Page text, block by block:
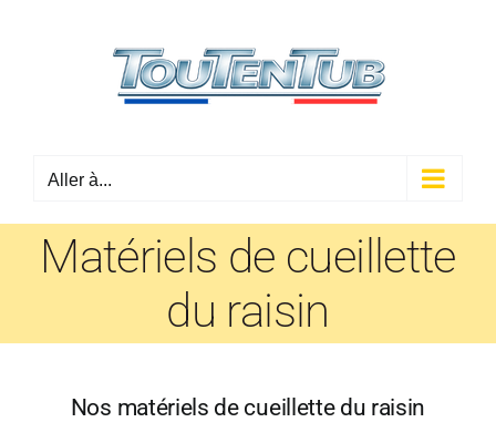
Aller à...
Matériels de cueillette
du raisin
Nos matériels de cueillette du raisin